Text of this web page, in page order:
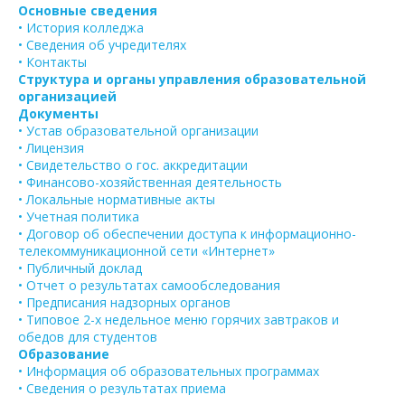
Основные сведения
• История колледжа
• Сведения об учредителях
• Контакты
Структура и органы управления образовательной
организацией
Документы
• Устав образовательной организации
• Лицензия
• Свидетельство о гос. аккредитации
• Финансово-хозяйственная деятельность
• Локальные нормативные акты
• Учетная политика
• Договор об обеспечении доступа к информационно-
телекоммуникационной сети «Интернет»
• Публичный доклад
• Отчет о результатах самообследования
• Предписания надзорных органов
• Типовое 2-х недельное меню горячих завтраков и
обедов для студентов
Образование
• Информация об образовательных программах
• Сведения о результатах приема